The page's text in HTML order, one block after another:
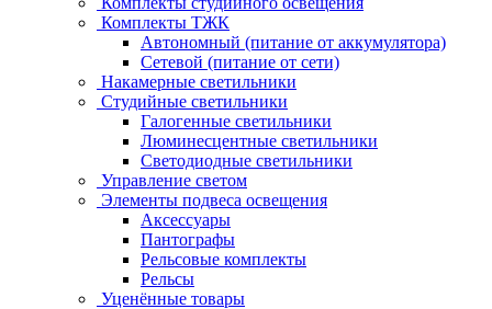
Комплекты ТЖК
Автономный (питание от аккумулятора)
Сетевой (питание от сети)
Накамерные светильники
Студийные светильники
Галогенные светильники
Люминесцентные светильники
Светодиодные светильники
Управление светом
Элементы подвеса освещения
Аксессуары
Пантографы
Рельсовые комплекты
Рельсы
Уценённые товары